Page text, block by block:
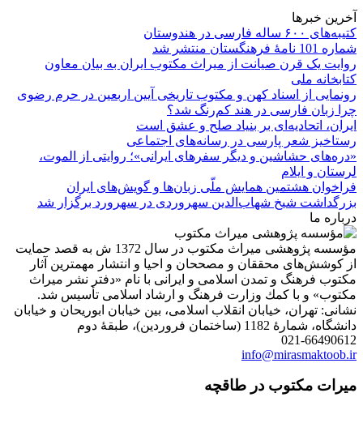
آخرین خبرها
کتیبه‌های ۶۰۰ ساله فارسی در هندوستان
شماره 101 نامۀ فرهنگستان منتشر شد
روایت یک قرن صیانت از میراث مکتوب ایران به بیان معاون
کتابخانه ملی
رونمایی از اسناد کهن و مکتوب تاریخی آیین اربعین در حرم رضوی
چرا زبان فارسی در هند کم‌رنگ شد؟
ایران، اتحادیه‌ای بر بنیاد صلح و عشق است
رستاخیز شعر پارسی در رسانه‌های اجتماعی
«دره‌های حشاشین و دیگر سفرهای ایرانی»؛ روایتی از الموت،
لرستان و ایلام
فراخوان هشتمین همایش ملّی زبان‌ها و گویش‌های ایران
بزرگداشت شیخ شهاب‌الدین سهروردی در سهرورد برگزار شد
درباره ما
مؤسسه پژوهشی میراث مكتوب در سال 1372 ش به قصد حمایت
از كوشش‌های محققان و مصححان و احیا و انتشار مهمترین آثار
مكتوب فرهنگ و تمدن اسلامی و ایرانی با نام «دفتر نشر میراث
مكتوب» و با كمك وزارت فرهنگ و ارشاد اسلامی تأسیس شد.
نشانی: تهران، خیابان انقلاب اسلامی، بین خیابان ابوریحان و خیابان
دانشگاه، شمارۀ 1182 (ساختمان فروردین)، طبقۀ دوم
021-66490612
info@mirasmaktoob.ir
میرات مکتوب در طاقچه